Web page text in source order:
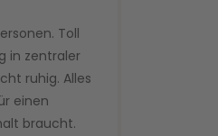
Toll
in zentraler
ruhig. Alles
einen
braucht.